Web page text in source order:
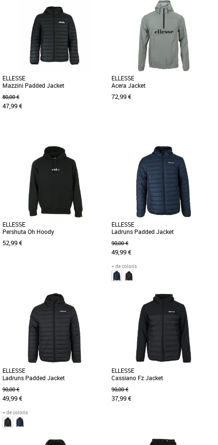
Depuis 1959 Ellesse se démarque par
une philosophie et un style uniques. Le
concept: du sportswear de [...]
Depuis 1959 Ellesse se démarque par
une philosophie et un style uniques. Le
concept: du sportswear de [...]
ELLESSE
Mazzini Padded Jacket
80,00 €
47,99 €
Restez au chaud et élégant avec la
veste matelassée Ellesse Mazzini en
noir classique. Dotée d'un [...]
ELLESSE
Acera Jacket
72,99 €
Depuis 1959 Ellesse se démarque par
une philosophie et un style uniques. Le
concept: du sportswear de [...]
ELLESSE
Pershuta Oh Hoody
52,99 €
Superbe Sweat Capuche de la marque
Ellesse. Le Pershuta est idéal à porter
au quotidien. Plus [...]
ELLESSE
Ladruns Padded Jacket
90,00 €
49,99 €
+ de coloris
La Ellesse Ladruns Padded Jacket est
une doudoune stylée et fonctionnelle,
idéale pour affronter les [...]
ELLESSE
Ladruns Padded Jacket
90,00 €
49,99 €
+ de coloris
ELLESSE
Cassiano Fz Jacket
90,00 €
37,99 €